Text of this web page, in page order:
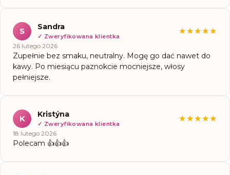
S Sandra
✓ Zweryfikowana klientka
★★★★★
★★★★★
26 lutego 2026
Zupełnie bez smaku, neutralny. Mogę go dać nawet do
kawy. Po miesiącu paznokcie mocniejsze, włosy
pełniejsze.
K Kristýna
✓ Zweryfikowana klientka
★★★★★
★★★★★
18 lutego 2026
Polecam 👍👍👍